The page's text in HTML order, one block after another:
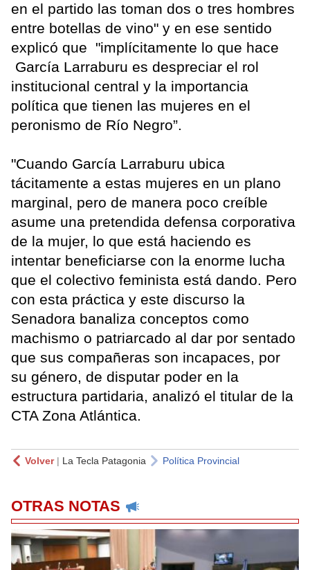
en el partido las toman dos o tres hombres
entre botellas de vino" y en ese sentido
explicó que "implícitamente lo que hace
García Larraburu es despreciar el rol
institucional central y la importancia
política que tienen las mujeres en el
peronismo de Río Negro”.
"Cuando García Larraburu ubica
tácitamente a estas mujeres en un plano
marginal, pero de manera poco creíble
asume una pretendida defensa corporativa
de la mujer, lo que está haciendo es
intentar beneficiarse con la enorme lucha
que el colectivo feminista está dando. Pero
con esta práctica y este discurso la
Senadora banaliza conceptos como
machismo o patriarcado al dar por sentado
que sus compañeras son incapaces, por
su género, de disputar poder en la
estructura partidaria, analizó el titular de la
CTA Zona Atlántica.
Volver| La Tecla Patagonia Política Provincial
OTRAS NOTAS